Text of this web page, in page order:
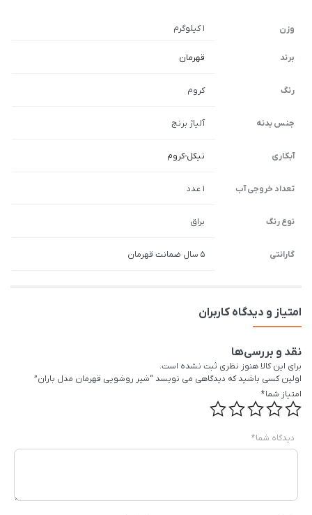
وزن 1 کیلوگرم
برند قهرمان
رنگ کروم
جنس بدنه آلیاژ برنج
آبکاری نیکل-کروم
تعداد خروجی آب 1 عدد
نوع رنگ براق
گارانتی 5 سال ضمانت قهرمان
امتیاز و دیدگاه کاربران
نقد و بررسی‌ها
برای این کالا هنوز نظری ثبت نشده است.
اولین کسی باشید که دیدگاهی می نویسد “شیر روشویی قهرمان مدل باران”
امتیاز شما*
دیدگاه شما*